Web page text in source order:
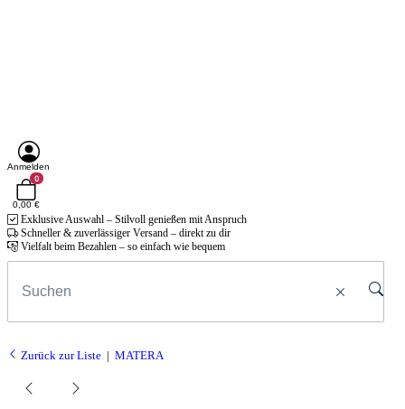
Anmelden
0
0,00 €
Exklusive Auswahl – Stilvoll genießen mit Anspruch
Schneller & zuverlässiger Versand – direkt zu dir
Vielfalt beim Bezahlen – so einfach wie bequem
Zurück zur Liste MATERA